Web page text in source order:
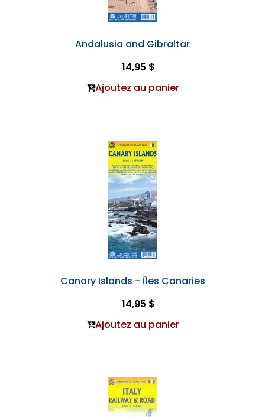
Andalusia and Gibraltar
14,95 $
Ajoutez au panier
Canary Islands - Îles Canaries
14,95 $
Ajoutez au panier